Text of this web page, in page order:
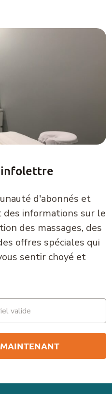
infolettre
d'abonnés et
informations sur le
des massages, des
offres spéciales qui
sentir choyé et